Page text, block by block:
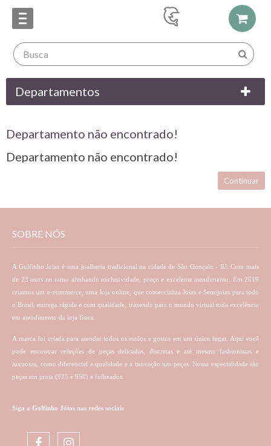
Departamentos
Departamento não encontrado!
Departamento não encontrado!
Continuar
SOBRE NÓS
A Golfinho Joias é uma joalheria tradicional na cidade de São Gonçalo - RJ. Com mais
de 23 anos no ramo alinhando exclusividade, preço e excelente atendimento. Em 2019
criamos um e-commerce, uma loja online, que comercializa Joias e Semijoias para todo
o Brasil, entrega rápida e com qualidade, trazendo para o mundo virtual toda excelência
em atendimento da loja física.
A marca foi criada para atender todos os estilos e gostos em um único lugar. Aqui você
pode encontrar coleções de peças delicadas, discretas e até mesmo fashionistas e
luxuosas, como diferencial a qualidade e a inovação nas peças. Nossa especialidade são
peças em prata (925 e 950) e folheados.
Siga a Golfinho Jóias nas redes sociais